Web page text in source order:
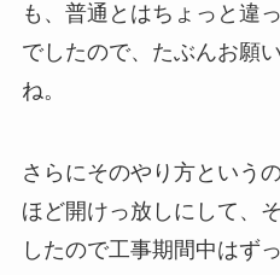
も、普通とはちょっと違
でしたので、たぶんお願
ね。
さらにそのやり方という
ほど開けっ放しにして、
したので工事期間中はず